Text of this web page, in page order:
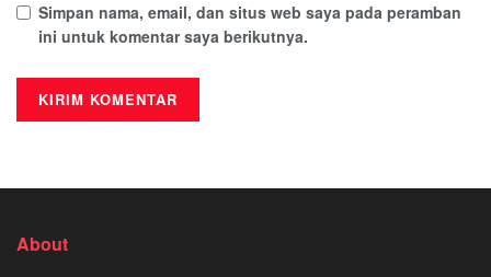
Simpan nama, email, dan situs web saya pada peramban
ini untuk komentar saya berikutnya.
About